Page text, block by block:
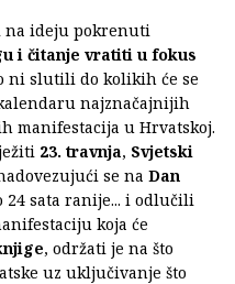
na ideju pokrenuti
i čitanje vratiti u fokus
ni slutili do kolikih će se
najznačajnijih
manifestacija u Hrvatskoj.
23. travnja, Svjetski
se na Dan
24 sata ranije... i odlučili
koja će
, održati je na što
uz uključivanje što